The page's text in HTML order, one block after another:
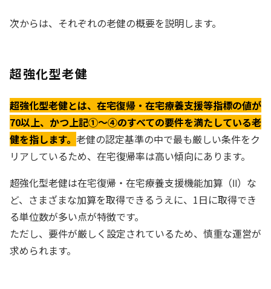
次からは、それぞれの老健の概要を説明します。
超強化型老健
超強化型老健とは、在宅復帰・在宅療養支援等指標の値が
70以上、かつ上記①〜④のすべての要件を満たしている老
健を指します。 老健の認定基準の中で最も厳しい条件をク
リアしているため、在宅復帰率は高い傾向にあります。
超強化型老健は在宅復帰・在宅療養支援機能加算（Ⅱ）な
ど、さまざまな加算を取得できるうえに、1日に取得でき
る単位数が多い点が特徴です。
ただし、要件が厳しく設定されているため、慎重な運営が
求められます。